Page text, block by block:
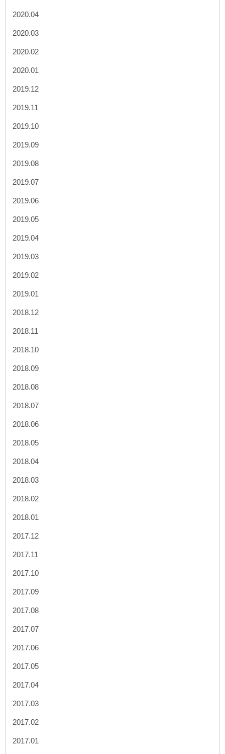
2020.04
2020.03
2020.02
2020.01
2019.12
2019.11
2019.10
2019.09
2019.08
2019.07
2019.06
2019.05
2019.04
2019.03
2019.02
2019.01
2018.12
2018.11
2018.10
2018.09
2018.08
2018.07
2018.06
2018.05
2018.04
2018.03
2018.02
2018.01
2017.12
2017.11
2017.10
2017.09
2017.08
2017.07
2017.06
2017.05
2017.04
2017.03
2017.02
2017.01